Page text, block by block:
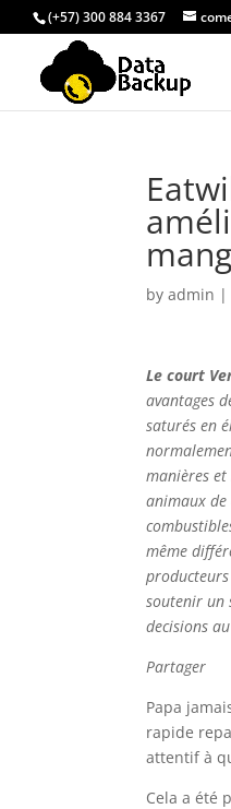
(+57) 300 884 3367
byadmin |
Le court
avantages
saturés en
manières
animaux
même
soutenir un
decisions
Partager
Papa
rapide
attentif à
Cela a été